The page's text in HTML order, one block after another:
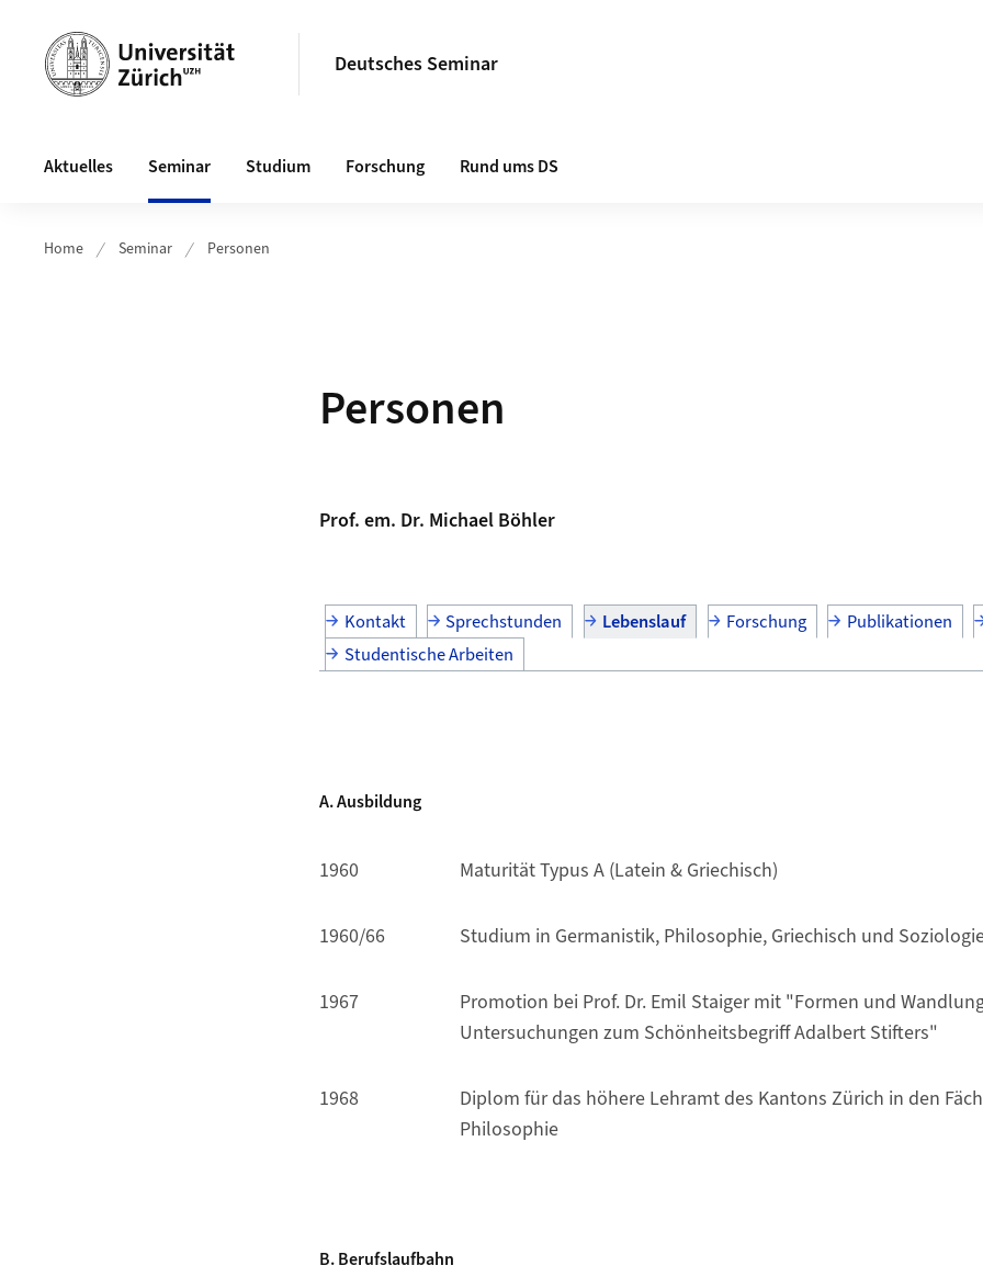
Deutsches Seminar
Aktuelles Seminar Studium Forschung Rund ums DS
Home Seminar Personen
Personen
Prof. em. Dr. Michael Böhler
Kontakt Sprechstunden Lebenslauf Forschung Publikationen
Studentische Arbeiten
A. Ausbildung
1960 Maturität Typus A (Latein & Griechisch)
1960/66 Studium in Germanistik, Philosophie, Griechisch und
1967
Promotion bei Prof. Dr. Emil Staiger mit "Formen und
Untersuchungen zum Schönheitsbegriff Adalbert Stifters"
1968
Diplom für das höhere Lehramt des Kantons Zürich in den
Philosophie
B. Berufslaufbahn